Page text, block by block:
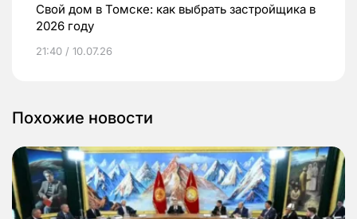
Свой дом в Томске: как выбрать застройщика в
2026 году
21:40 / 10.07.26
Похожие новости